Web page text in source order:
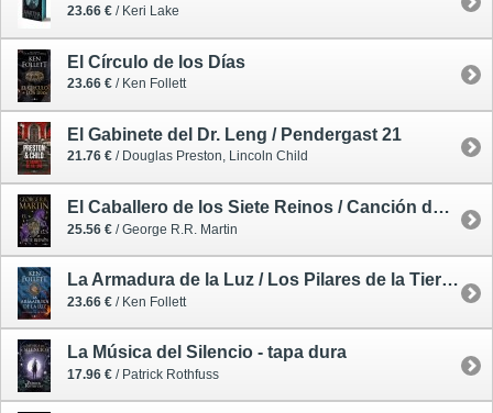
23.66 € / Keri Lake
El Círculo de los Días
23.66 € / Ken Follett
El Gabinete del Dr. Leng / Pendergast 21
21.76 € / Douglas Preston, Lincoln Child
El Caballero de los Siete Reinos / Canción de Hielo y Fuego - tapa dura
25.56 € / George R.R. Martin
La Armadura de la Luz / Los Pilares de la Tierra 4 - tapa dura
23.66 € / Ken Follett
La Música del Silencio - tapa dura
17.96 € / Patrick Rothfuss